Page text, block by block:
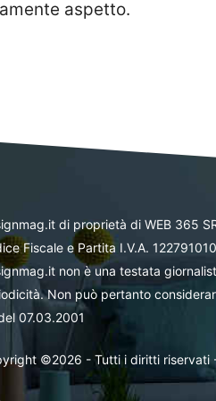
aspetto.
di proprietà di WEB 365
Fiscale e Partita I.V.A.
non è una testata
Non può pertanto
07.03.2001
©2026 - Tutti i diritti riservati